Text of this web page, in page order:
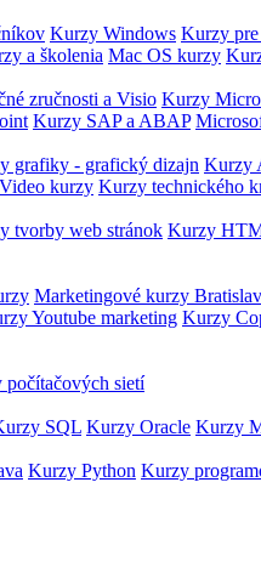
Kurzy Windows Kurzy
a školenia Mac OS kurzy
zručnosti a Visio Kurzy
Kurzy SAP a ABAP
grafiky - grafický dizajn Kurzy
Video kurzy Kurzy technického
tvorby web stránok Kurzy
Marketingové kurzy
Youtube marketing Kurzy
počítačových sietí
SQL Kurzy Oracle Kurzy
Kurzy Python Kurzy